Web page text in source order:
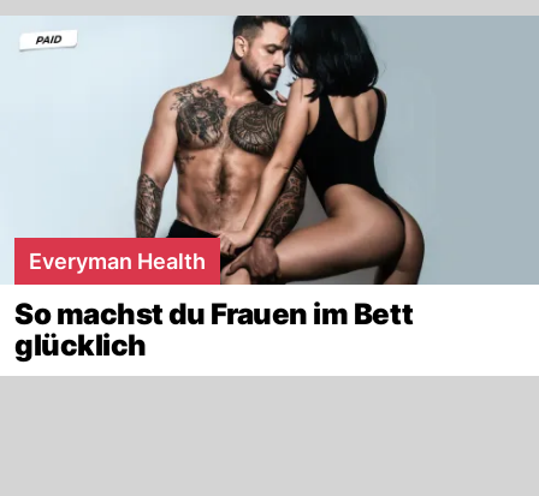
Everyman Health
So machst du Frauen im Bett
glücklich